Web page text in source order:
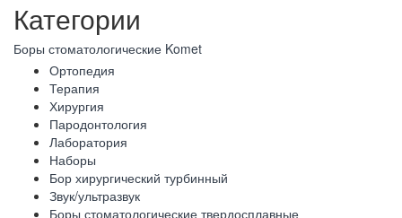
Категории
Боры стоматологические Komet
Ортопедия
Терапия
Хирургия
Пародонтология
Лаборатория
Наборы
Бор хирургический турбинный
Звук/ультразвук
Боры стоматологические твердосплавные